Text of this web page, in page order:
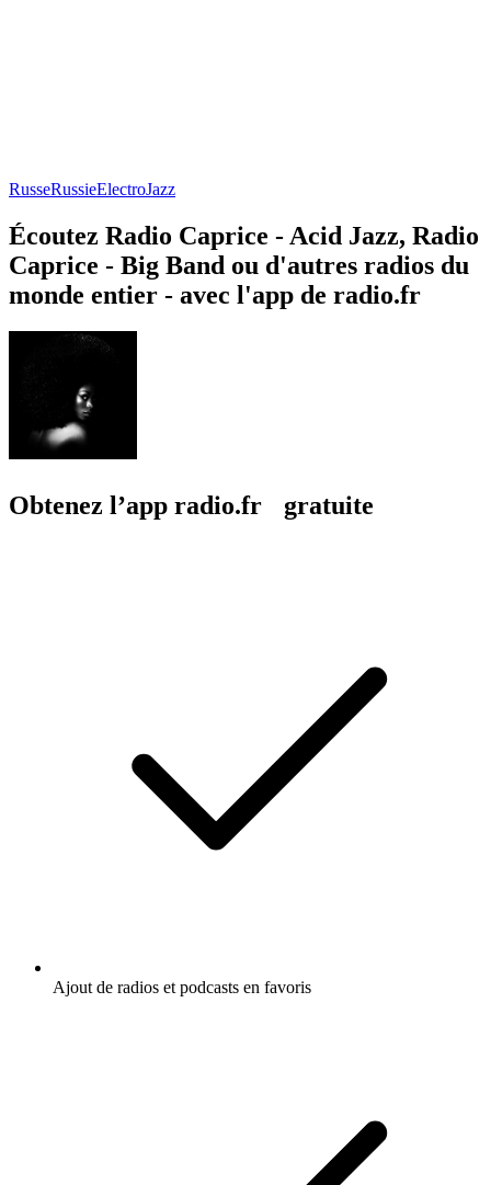
RusseRussieElectroJazz
Écoutez Radio Caprice - Acid Jazz, Radio
Caprice - Big Band ou d'autres radios du
monde entier - avec l'app de radio.fr
Obtenez l’app radio.fr gratuite
Ajout de radios et podcasts en favoris